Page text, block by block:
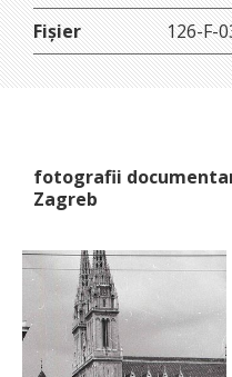
Fișier
126-F-
fotografii
Zagreb